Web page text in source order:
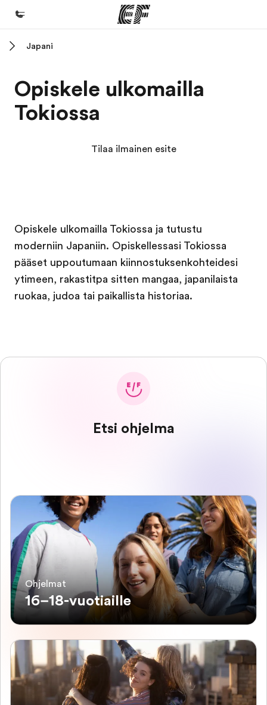
Kaikki EF-ohjelmat
Katso mitä kaikkea teemme
Työpaikat EF:llä
Liity joukkoomme
Japani
Opiskele ulkomailla
Tokiossa
Tilaa ilmainen esite
Opiskele ulkomailla Tokiossa ja tutustu
moderniin Japaniin. Opiskellessasi Tokiossa
pääset uppoutumaan kiinnostuksenkohteidesi
ytimeen, rakastitpa sitten mangaa, japanilaista
ruokaa, judoa tai paikallista historiaa.
Etsi ohjelma
Ohjelmat
16–18-vuotiaille